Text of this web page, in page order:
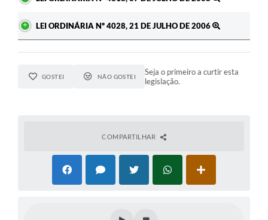
Contato
LEI ORDINÁRIA Nº 4028, 21 DE JULHO DE 2006
GOSTEI NÃO GOSTEI
Seja o primeiro a curtir esta
legislação.
COMPARTILHAR